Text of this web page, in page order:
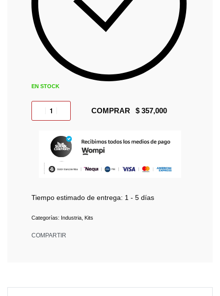
EN STOCK
COMPRAR
Tiempo estimado de entrega: 1 - 5 días
Categorías: Industria Kits
COMPARTIR